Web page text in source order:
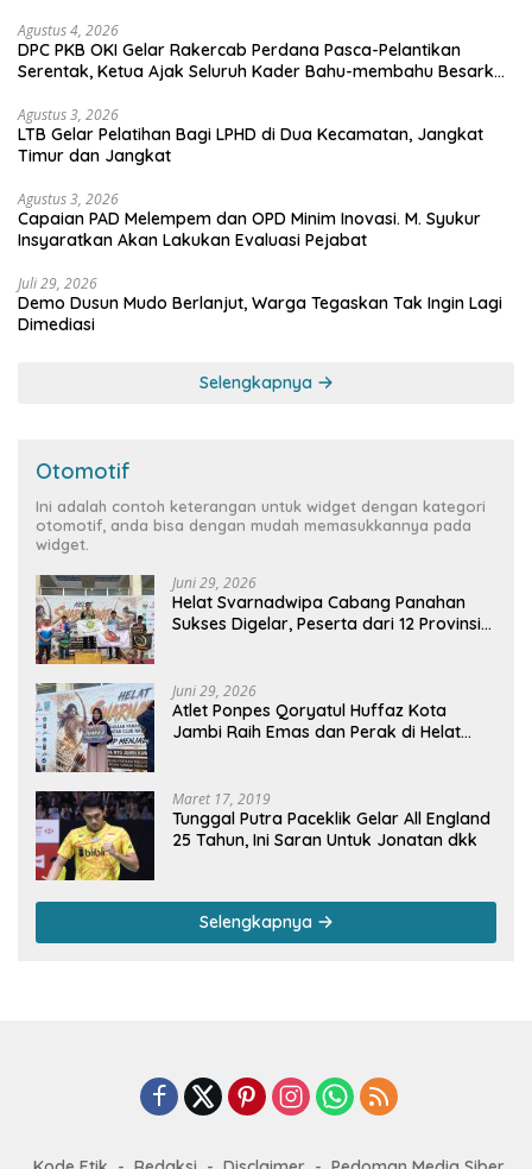
Agustus 4, 2026
DPC PKB OKI Gelar Rakercab Perdana Pasca-Pelantikan
Serentak, Ketua Ajak Seluruh Kader Bahu-membahu Besarkan
Agustus 3, 2026
LTB Gelar Pelatihan Bagi LPHD di Dua Kecamatan, Jangkat
Timur dan Jangkat
Agustus 3, 2026
Capaian PAD Melempem dan OPD Minim Inovasi. M. Syukur
Insyaratkan Akan Lakukan Evaluasi Pejabat
Juli 29, 2026
Demo Dusun Mudo Berlanjut, Warga Tegaskan Tak Ingin Lagi
Dimediasi
Selengkapnya
Otomotif
Ini adalah contoh keterangan untuk widget dengan kategori
otomotif, anda bisa dengan mudah memasukkannya pada
widget.
Juni 29, 2026
Helat Svarnadwipa Cabang Panahan
Sukses Digelar, Peserta dari 12 Provinsi
Juni 29, 2026
Atlet Ponpes Qoryatul Huffaz Kota
Jambi Raih Emas dan Perak di Helat
Maret 17, 2019
Tunggal Putra Paceklik Gelar All England
25 Tahun, Ini Saran Untuk Jonatan dkk
Selengkapnya